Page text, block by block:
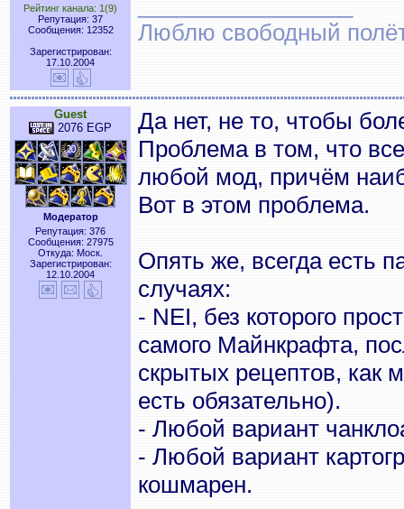
Рейтинг канала: 1(9)
Репутация: 37
Сообщения: 12352
Зарегистрирован:
17.10.2004
Люблю свободный
Guest
2076 EGP
Модератор
Репутация: 376
Сообщения: 27975
Откуда: Моск.
Зарегистрирован:
12.10.2004
Да нет, не то, чтобы
Проблема в том, что
любой мод, причём
Вот в этом проблема.
Опять же, всегда есть
случаях:
- NEI, без которого
самого Майнкрафта,
скрытых рецептов, как
есть обязательно).
- Любой вариант
- Любой вариант
кошмарен.